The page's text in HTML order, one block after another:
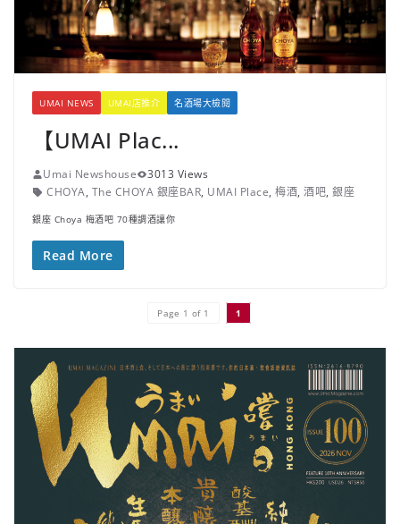
UMAI NEWS UMAI店推介 名酒場大檢閱
【UMAI Plac...
Umai Newshouse
3013 Views
CHOYA, The CHOYA 銀座BAR, UMAI Place, 梅酒, 酒吧, 銀座
銀座 Choya 梅酒吧 70種調酒讓你
Read More
Page 1 of 1 1